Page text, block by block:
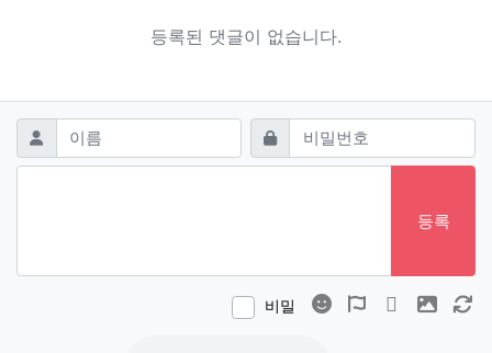
등록된 댓글이 없습니다.
댓글쓰기
이름 필수 비밀번호필수
등록
비밀 이모티콘폰트어썸
동영상 이미지